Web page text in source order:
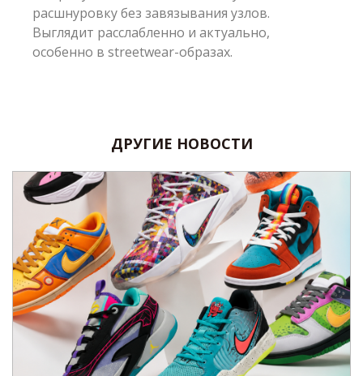
расшнуровку без завязывания узлов.
Выглядит расслабленно и актуально,
особенно в streetwear-образах.
ДРУГИЕ НОВОСТИ